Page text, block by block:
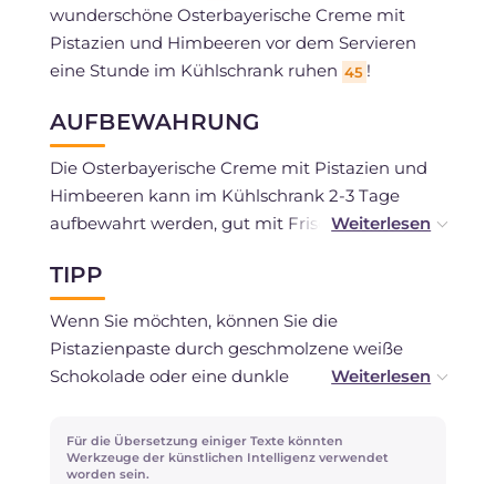
wunderschöne Osterbayerische Creme mit
Pistazien und Himbeeren vor dem Servieren
eine Stunde im Kühlschrank ruhen 45 !
AUFBEWAHRUNG
Die Osterbayerische Creme mit Pistazien und
Himbeeren kann im Kühlschrank 2-3 Tage
aufbewahrt werden, gut mit Frischhaltefolie
TIPP
Wenn Sie möchten, können Sie die
Pistazienpaste durch geschmolzene weiße
Schokolade oder eine dunkle
Alternativ zu den Himbeeren können Sie eine
Für die Übersetzung einiger Texte könnten
Werkzeuge der künstlichen Intelligenz verwendet
worden sein.